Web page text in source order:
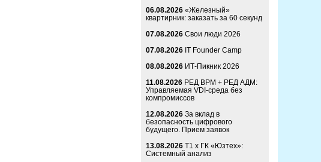
06.08.2026 «Железный»
квартирник: заказать за 60 секунд
07.08.2026 Свои люди 2026
07.08.2026 IT Founder Camp
08.08.2026 ИТ-Пикник 2026
11.08.2026 РЕД ВРМ + РЕД АДМ:
Управляемая VDI-среда без
компромиссов
12.08.2026 За вклад в
безопасность цифрового
будущего. Прием заявок
13.08.2026 Т1 x ГК «Юзтех»:
Системный анализ